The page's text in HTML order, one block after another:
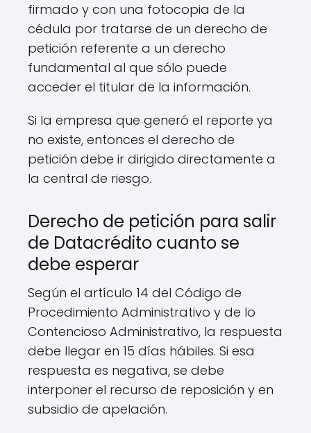
firmado y con una fotocopia de la
cédula por tratarse de un derecho de
petición referente a un derecho
fundamental al que sólo puede
acceder el titular de la información.
Si la empresa que generó el reporte ya
no existe, entonces el derecho de
petición debe ir dirigido directamente a
la central de riesgo.
Derecho de petición para salir
de Datacrédito cuanto se
debe esperar
Según el artículo 14 del Código de
Procedimiento Administrativo y de lo
Contencioso Administrativo, la respuesta
debe llegar en 15 días hábiles. Si esa
respuesta es negativa, se debe
interponer el recurso de reposición y en
subsidio de apelación.